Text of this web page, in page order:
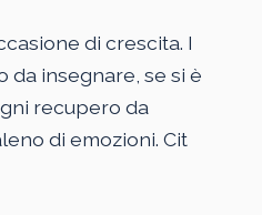
di crescita. I
da insegnare, se si è
recupero da
di emozioni. Cit